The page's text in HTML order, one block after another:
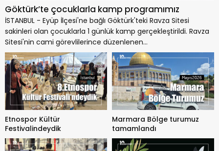
Göktürk’te çocuklarla kamp programımız
İSTANBUL - Eyüp İlçesi'ne bağlı Göktürk'teki Ravza Sitesi
sakinleri olan çocuklarla 1 günlük kamp gerçekleştirildi. Ravza
Sitesi'nin cami görevlilerince düzenlenen...
Etnospor Kültür
Festivalindeydik
Marmara Bölge turumuz
tamamlandı